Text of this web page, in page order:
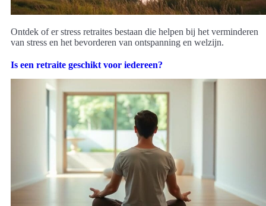
Ontdek of er stress retraites bestaan die helpen bij het verminderen
van stress en het bevorderen van ontspanning en welzijn.
Is een retraite geschikt voor iedereen?